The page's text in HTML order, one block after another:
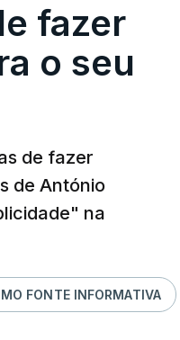
fazer
o seu
de fazer
de António
na
FONTE INFORMATIVA